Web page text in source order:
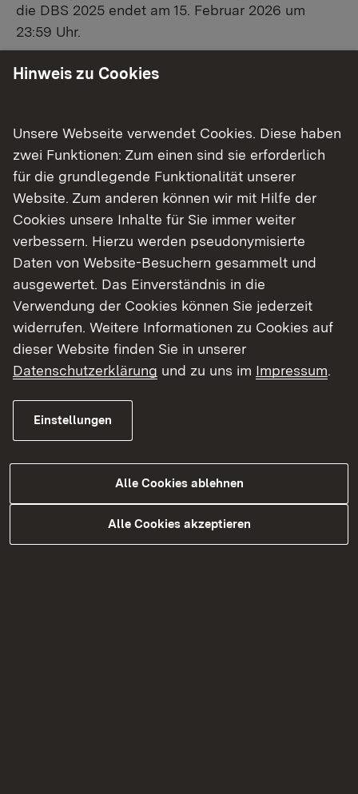
die DBS 2025 endet am 15. Februar 2026 um
23:59 Uhr.
Die DBS dokumentiert mit den erfassten Angaben
Verfügung und ermöglicht individuelle
Auswertungen der Statistikdaten.
Bibliotheksleitungen und kommunalen
Entscheidungsträgern bietet die DBS damit ein
wertvolles Planungsinstrument für
Leistungsvergleiche in den Bereichen
Ausstattung, Medienangebot, Nutzung,
Ausgaben, Finanzen und Personal.
Die für die DBS erfassten Daten fließen in
Veröffentlichungen des Statistischen
Bundesamtes ein, dienen zur Ermittlung der
Regierungspräsidium für Publikationen auf
Landesebene an das Statistische Landesamt
Weitere Informationen:
Anleitungen und zusätzliche Informationen zur
Hinweis zu Cookies
Unsere Webseite verwendet Cookies. Diese haben
zwei Funktionen: Zum einen sind sie erforderlich
für die grundlegende Funktionalität unserer
Website. Zum anderen können wir mit Hilfe der
Cookies unsere Inhalte für Sie immer weiter
verbessern. Hierzu werden pseudonymisierte
Daten von Website-Besuchern gesammelt und
ausgewertet. Das Einverständnis in die
Verwendung der Cookies können Sie jederzeit
widerrufen. Weitere Informationen zu Cookies auf
dieser Website finden Sie in unserer
Datenschutzerklärung und zu uns im Impressum.
Einstellungen
Alle Cookies ablehnen
Alle Cookies akzeptieren